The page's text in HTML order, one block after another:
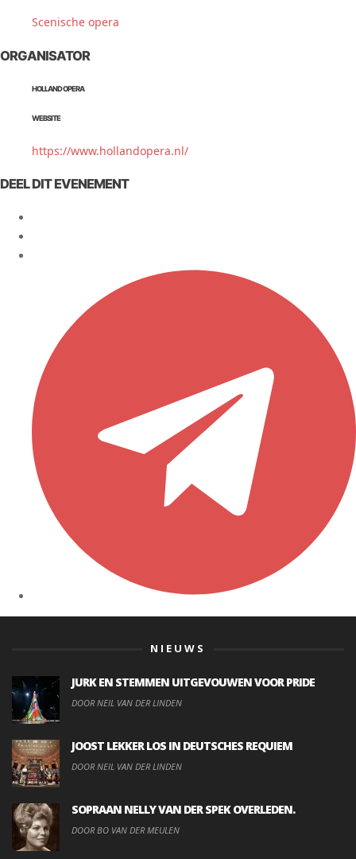
Scenische opera
ORGANISATOR
HOLLAND OPERA
WEBSITE
https://www.hollandopera.nl/
DEEL DIT EVENEMENT
NIEUWS
JURK EN STEMMEN UITGEVOUWEN VOOR PRIDE
DOOR NEIL VAN DER LINDEN
JOOST LEKKER LOS IN DEUTSCHES REQUIEM
DOOR NEIL VAN DER LINDEN
SOPRAAN NELLY VAN DER SPEK OVERLEDEN.
DOOR BO VAN DER MEULEN